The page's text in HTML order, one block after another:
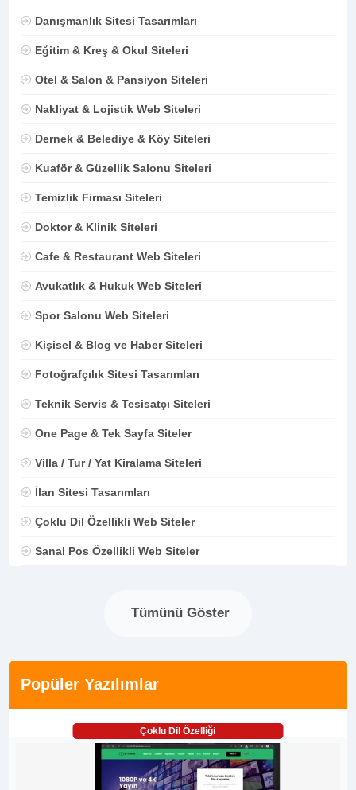
Danışmanlık Sitesi Tasarımları
Eğitim & Kreş & Okul Siteleri
Otel & Salon & Pansiyon Siteleri
Nakliyat & Lojistik Web Siteleri
Dernek & Belediye & Köy Siteleri
Kuaför & Güzellik Salonu Siteleri
Temizlik Firması Siteleri
Doktor & Klinik Siteleri
Cafe & Restaurant Web Siteleri
Avukatlık & Hukuk Web Siteleri
Spor Salonu Web Siteleri
Kişisel & Blog ve Haber Siteleri
Fotoğrafçılık Sitesi Tasarımları
Teknik Servis & Tesisatçı Siteleri
One Page & Tek Sayfa Siteler
Villa / Tur / Yat Kiralama Siteleri
İlan Sitesi Tasarımları
Çoklu Dil Özellikli Web Siteler
Sanal Pos Özellikli Web Siteler
Tümünü Göster
Popüler Yazılımlar
Çoklu Dil Özelliği